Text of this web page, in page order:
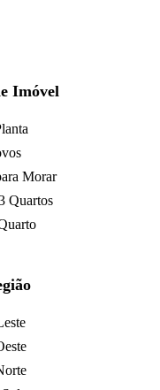
Imóvel
Morar
Quartos